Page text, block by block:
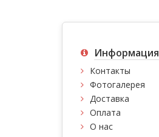
Информация
Контакты
Фотогалерея
Доставка
Оплата
О нас